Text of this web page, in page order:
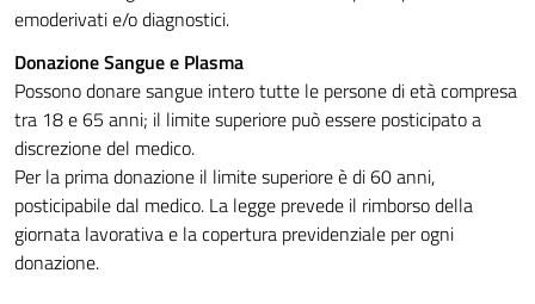
emoderivati e/o diagnostici.
Donazione Sangue e Plasma
Possono donare sangue intero tutte le persone di età compresa
tra 18 e 65 anni; il limite superiore può essere posticipato a
discrezione del medico.
Per la prima donazione il limite superiore è di 60 anni,
posticipabile dal medico. La legge prevede il rimborso della
giornata lavorativa e la copertura previdenziale per ogni
donazione.